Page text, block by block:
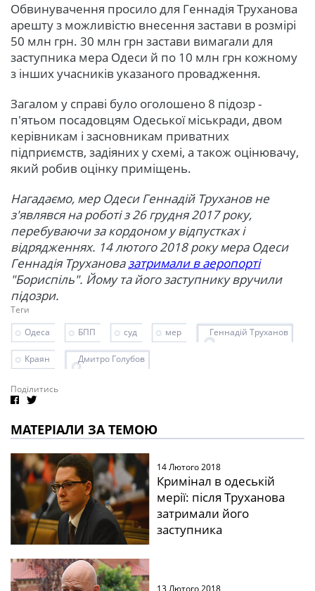
Обвинувачення просило для Геннадія Труханова
арешту з можливістю внесення застави в розмірі
50 млн грн. 30 млн грн застави вимагали для
заступника мера Одеси й по 10 млн грн кожному
з інших учасників указаного провадження.
Загалом у справі було оголошено 8 підозр -
п'ятьом посадовцям Одеської міськради, двом
керівникам і засновникам приватних
підприємств, задіяних у схемі, а також оцінювачу,
який робив оцінку приміщень.
Нагадаємо, мер Одеси Геннадій Труханов не
з'являвся на роботі з 26 грудня 2017 року,
перебуваючи за кордоном у відпустках і
відрядженнях. 14 лютого 2018 року мера Одеси
Геннадія Трухановазатримали в аеропорті
"Бориспіль". Йому та його заступнику вручили
підозри.
Теги
Одеса
БПП суд мер Геннадій Труханов
Краян Дмитро Голубов
Поділитись
МАТЕРІАЛИ ЗА ТЕМОЮ
14 Лютого 2018
Кримінал в одеській
мерії: після Труханова
затримали його
заступника
13 Лютого 2018